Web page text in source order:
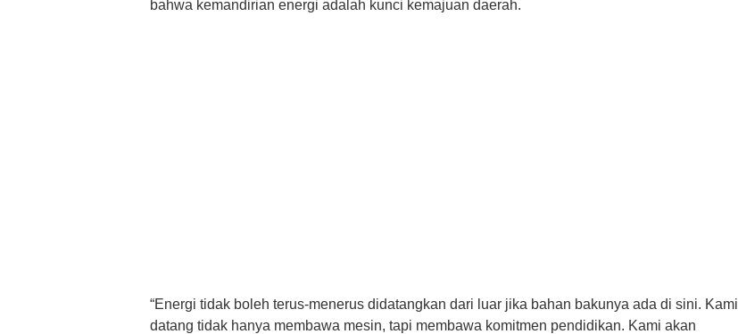
bahwa kemandirian energi adalah kunci kemajuan daerah.
“Energi tidak boleh terus-menerus didatangkan dari luar jika bahan bakunya ada di sini. Kami
datang tidak hanya membawa mesin, tapi membawa komitmen pendidikan. Kami akan